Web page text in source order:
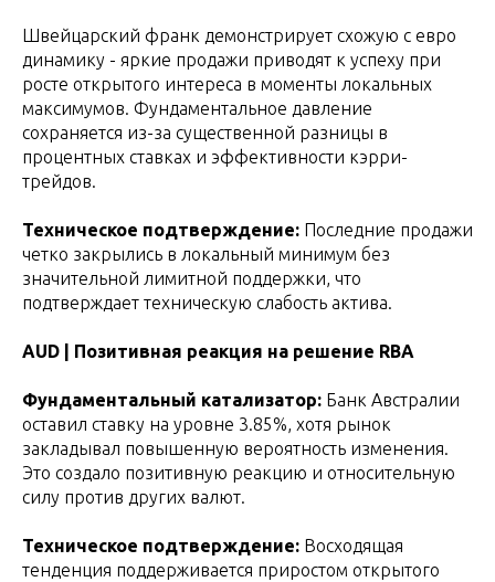
Швейцарский франк демонстрирует схожую с евро
динамику - яркие продажи приводят к успеху при
росте открытого интереса в моменты локальных
максимумов. Фундаментальное давление
сохраняется из-за существенной разницы в
процентных ставках и эффективности кэрри-
трейдов.
Техническое подтверждение: Последние продажи
четко закрылись в локальный минимум без
значительной лимитной поддержки, что
подтверждает техническую слабость актива.
AUD | Позитивная реакция на решение RBA
Фундаментальный катализатор: Банк Австралии
оставил ставку на уровне 3.85%, хотя рынок
закладывал повышенную вероятность изменения.
Это создало позитивную реакцию и относительную
силу против других валют.
Техническое подтверждение: Восходящая
тенденция поддерживается приростом открытого